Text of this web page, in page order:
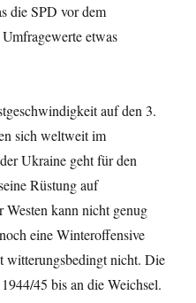
die SPD vor dem
etwas
auf den 3.
sich weltweit im
Ukraine geht für den
Rüstung auf
Westen kann nicht genug
eine Winteroffensive
witterungsbedingt nicht. Die
45 bis an die Weichsel.